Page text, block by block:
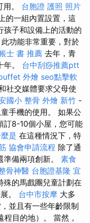
。 台胞證 護照 照片
的一組內置設置，這
孩子和設備上的活動的
此功能非常重要，對於
士 書 推薦 去年，青
。 台中刮痧推薦ptt
外燴 seo點擊軟
社交媒體要求父母使
國小 整骨 外燴 新竹 -
手機的使用。 如果公
訂8-10個小屋，您可能
是 在這種情況下，特
協會申請流程 除了通
備兩項創新。 素食
骨神醫 台胞證基隆 宜
殊的馬戲團兒童計劃在
。 台中市按摩 大多
並且有一些年齡限制
目的地）。 當然，